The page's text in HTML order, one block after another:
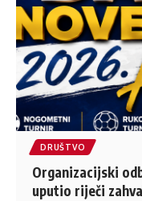
DRUŠTVO
Organizacijski
uputio riječi